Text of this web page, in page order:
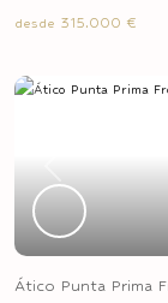
desde 315.000 €
Ático Punta Prima